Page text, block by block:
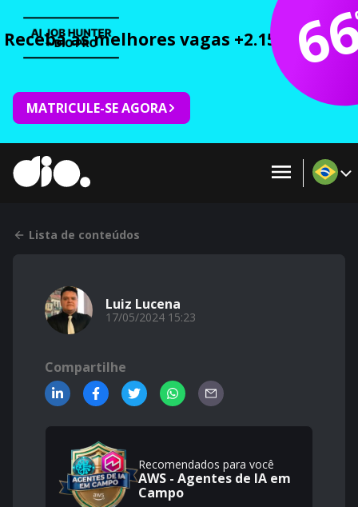
Receba as melhores vagas +2.150 cursos
MATRICULE-SE AGORA
Lista de conteúdos
Luiz Lucena
17/05/2024 15:23
Compartilhe
Recomendados para você
AWS - Agentes de IA em
Campo